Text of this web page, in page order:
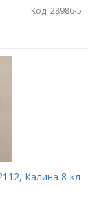
Код: 28986-5
Калина 8-кл